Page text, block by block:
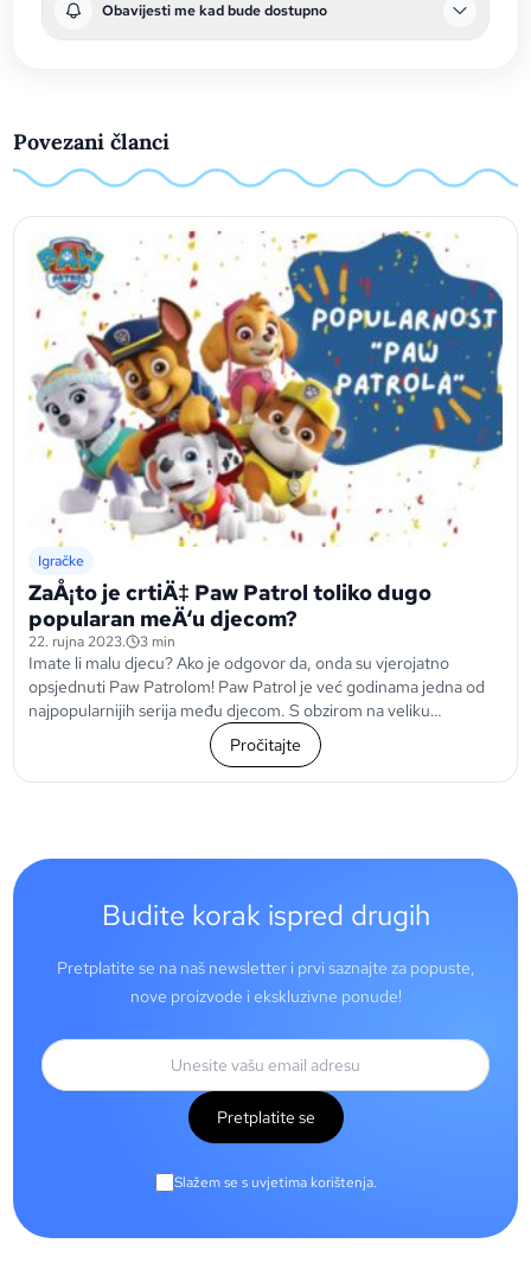
Obavijesti me kad bude dostupno
Povezani članci
Igračke
ZaÅ¡to je crtiÄ‡ Paw Patrol toliko dugo
popularan meÄ‘u djecom?
22. rujna 2023. 3 min
Imate li malu djecu? Ako je odgovor da, onda su vjerojatno
opsjednuti Paw Patrolom! Paw Patrol je već godinama jedna od
najpopularnijih serija među djecom. S obzirom na veliku
Pročitajte
Budite korak ispred drugih
Pretplatite se na naš newsletter i prvi saznajte za popuste,
nove proizvode i ekskluzivne ponude!
Pretplatite se
Slažem se s uvjetima korištenja.